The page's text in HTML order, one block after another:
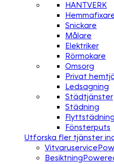
HANTVERK
Snickare
Målare
Elektriker
Rörmokare
Omsorg
Privat
Ledsagning
Städtjänster
Städning
Flyttstädning
Fönsterputs
Utforska fler tjänster
Vitvaruservice
Besiktning